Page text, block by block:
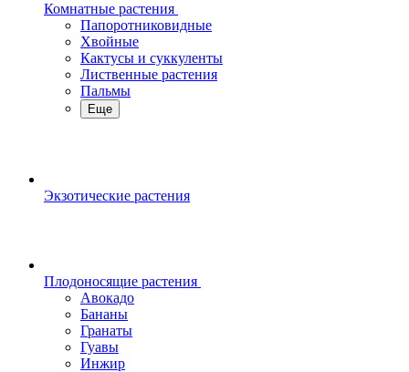
Комнатные растения
Папоротниковидные
Хвойные
Кактусы и суккуленты
Лиственные растения
Пальмы
Еще
Экзотические растения
Плодоносящие растения
Авокадо
Бананы
Гранаты
Гуавы
Инжир